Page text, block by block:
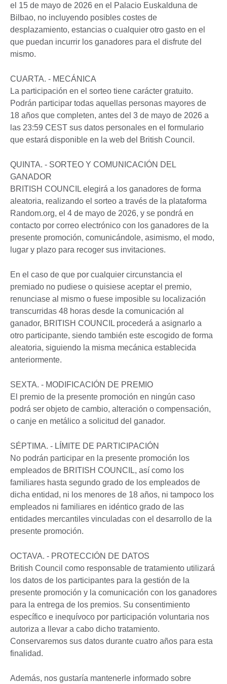
el 15 de mayo de 2026 en el Palacio Euskalduna de
Bilbao, no incluyendo posibles costes de
desplazamiento, estancias o cualquier otro gasto en el
que puedan incurrir los ganadores para el disfrute del
mismo.
CUARTA. - MECÁNICA
La participación en el sorteo tiene carácter gratuito.
Podrán participar todas aquellas personas mayores de
18 años que completen, antes del 3 de mayo de 2026 a
las 23:59 CEST sus datos personales en el formulario
que estará disponible en la web del British Council.
QUINTA. - SORTEO Y COMUNICACIÓN DEL
GANADOR
BRITISH COUNCIL elegirá a los ganadores de forma
aleatoria, realizando el sorteo a través de la plataforma
Random.org, el 4 de mayo de 2026, y se pondrá en
contacto por correo electrónico con los ganadores de la
presente promoción, comunicándole, asimismo, el modo,
lugar y plazo para recoger sus invitaciones.
En el caso de que por cualquier circunstancia el
premiado no pudiese o quisiese aceptar el premio,
renunciase al mismo o fuese imposible su localización
transcurridas 48 horas desde la comunicación al
ganador, BRITISH COUNCIL procederá a asignarlo a
otro participante, siendo también este escogido de forma
aleatoria, siguiendo la misma mecánica establecida
anteriormente.
SEXTA. - MODIFICACIÓN DE PREMIO
El premio de la presente promoción en ningún caso
podrá ser objeto de cambio, alteración o compensación,
o canje en metálico a solicitud del ganador.
SÉPTIMA. - LÍMITE DE PARTICIPACIÓN
No podrán participar en la presente promoción los
empleados de BRITISH COUNCIL, así como los
familiares hasta segundo grado de los empleados de
dicha entidad, ni los menores de 18 años, ni tampoco los
empleados ni familiares en idéntico grado de las
entidades mercantiles vinculadas con el desarrollo de la
presente promoción.
OCTAVA. - PROTECCIÓN DE DATOS
British Council como responsable de tratamiento utilizará
los datos de los participantes para la gestión de la
presente promoción y la comunicación con los ganadores
para la entrega de los premios. Su consentimiento
específico e inequívoco por participación voluntaria nos
autoriza a llevar a cabo dicho tratamiento.
Conservaremos sus datos durante cuatro años para esta
finalidad.
Además, nos gustaría mantenerle informado sobre